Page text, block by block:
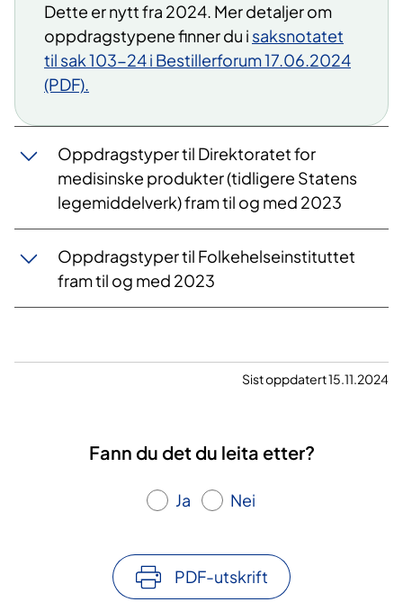
Dette er nytt fra 2024. Mer detaljer om
oppdragstypene finner du i saksnotatet
til sak 103-24 i Bestillerforum 17.06.2024
(PDF).
Oppdragstyper til Direktoratet for
medisinske produkter (tidligere Statens
legemiddelverk) fram til og med 2023
Oppdragstyper til Folkehelseinstituttet
fram til og med 2023
Sist oppdatert 15.11.2024
Fann du det du leita etter?
Ja Nei
PDF-utskrift